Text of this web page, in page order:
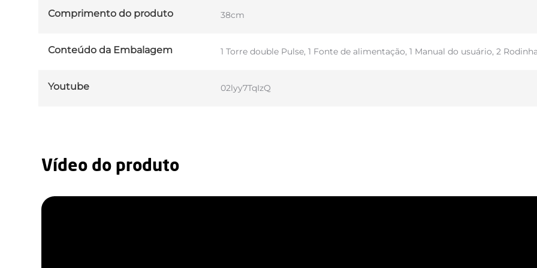
Comprimento do produto 38cm
Conteúdo da Embalagem 1 Torre double Pulse, 1 Fonte de alimentação, 1 Manual do usuário, 2
Youtube 02lyy7TqIzQ
Vídeo do produto